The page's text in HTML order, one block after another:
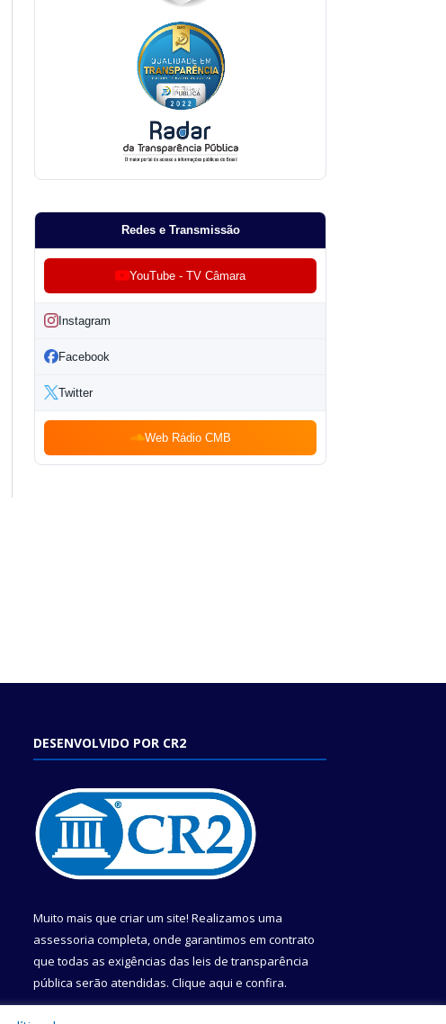
Redes e Transmissão
YouTube - TV Câmara
Instagram
Facebook
Twitter
Web Rádio CMB
DESENVOLVIDO POR CR2
Muito mais que criar um site! Realizamos uma
assessoria completa, onde garantimos em contrato
que todas as exigências das leis de transparência
pública serão atendidas. Clique aqui e confira.